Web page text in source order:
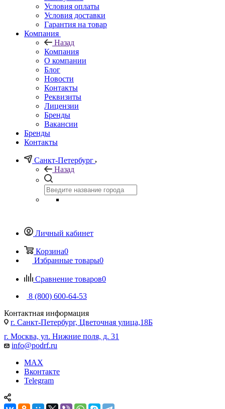
Условия оплаты
Условия доставки
Гарантия на товар
Компания
Назад
Компания
О компании
Блог
Новости
Контакты
Реквизиты
Лицензии
Бренды
Вакансии
Бренды
Контакты
Санкт-Петербург
Назад
Личный кабинет
Корзина0
Избранные товары0
Сравнение товаров0
8 (800) 600-64-53
Контактная информация
г. Санкт-Петербург, Цветочная улица,18Б
г. Москва, ул. Нижние поля, д. 31
info@podrf.ru
MAX
Вконтакте
Telegram